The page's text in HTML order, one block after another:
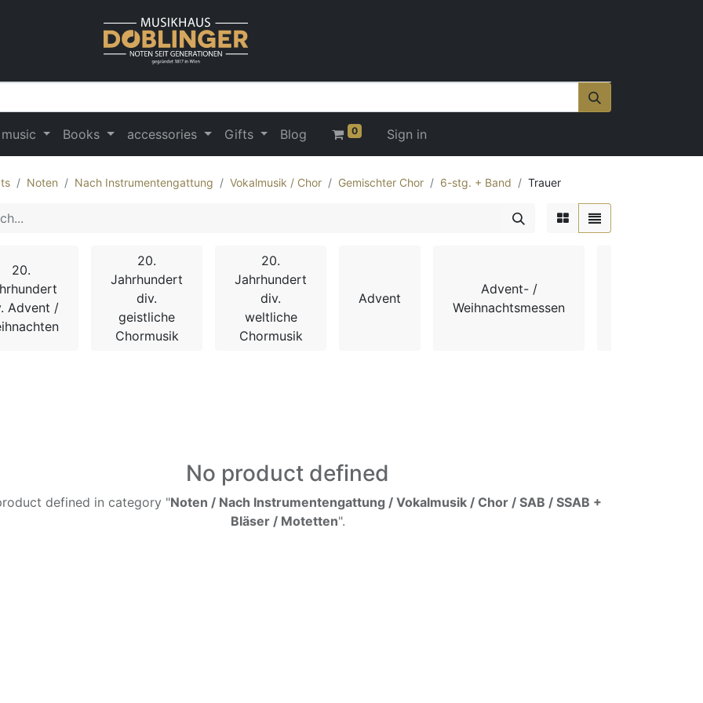
Books accessories Gifts Blog 0 Sign in
Noten Nach Instrumentengattung Vokalmusik / Chor Gemischter Chor 6-stg. + Band Trauer
20.
Advent /
20.
Jahrhundert
div.
geistliche
Chormusik
20.
Jahrhundert
div.
weltliche
Chormusik
Advent
Advent- /
Weihnachtsmessen
No product defined
defined in category "Noten / Nach Instrumentengattung / Vokalmusik / Chor / SAB / SSAB +
Bläser / Motetten".